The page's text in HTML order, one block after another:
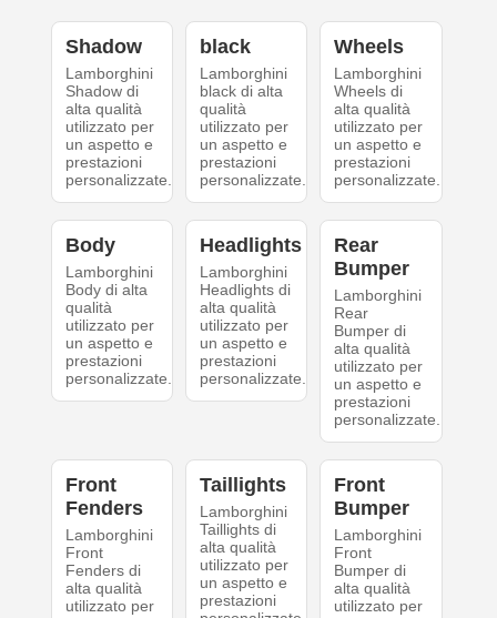
Shadow
Lamborghini
Shadow di
alta qualità
utilizzato per
un aspetto e
prestazioni
personalizzate.
black
Lamborghini
black di alta
qualità
utilizzato per
un aspetto e
prestazioni
personalizzate.
Wheels
Lamborghini
Wheels di
alta qualità
utilizzato per
un aspetto e
prestazioni
personalizzate.
Body
Lamborghini
Body di alta
qualità
utilizzato per
un aspetto e
prestazioni
personalizzate.
Headlights
Lamborghini
Headlights di
alta qualità
utilizzato per
un aspetto e
prestazioni
personalizzate.
Rear
Bumper
Lamborghini
Rear
Bumper di
alta qualità
utilizzato per
un aspetto e
prestazioni
personalizzate.
Front
Fenders
Lamborghini
Front
Fenders di
alta qualità
utilizzato per
Taillights
Lamborghini
Taillights di
alta qualità
utilizzato per
un aspetto e
prestazioni
Front
Bumper
Lamborghini
Front
Bumper di
alta qualità
utilizzato per